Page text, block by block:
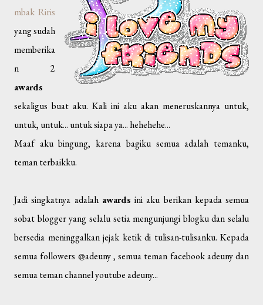
mbak Riris
yang sudah
memberika
n 2
awards
sekaligus buat aku. Kali ini aku akan meneruskannya untuk,
untuk, untuk... untuk siapa ya... hehehehe...
Maaf aku bingung, karena bagiku semua adalah temanku,
teman terbaikku.
Jadi singkatnya adalah awards ini aku berikan kepada semua
sobat blogger yang selalu setia mengunjungi blogku dan selalu
bersedia meninggalkan jejak ketik di tulisan-tulisanku. Kepada
semua followers @adeuny , semua teman facebook adeuny dan
semua teman channel youtube adeuny...